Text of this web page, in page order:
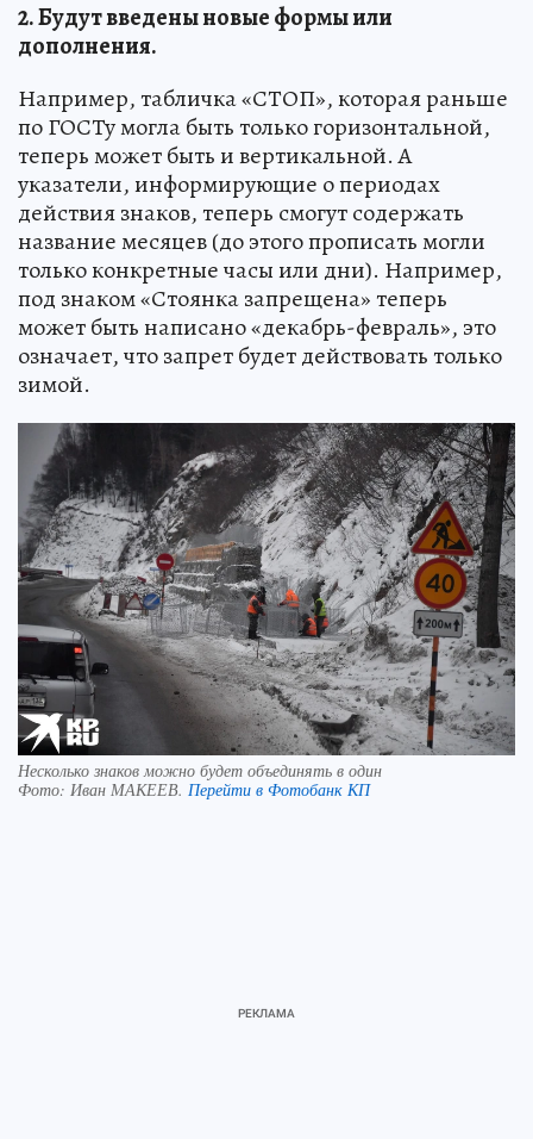
2. Будут введены новые формы или
дополнения.
Например, табличка «СТОП», которая раньше
по ГОСТу могла быть только горизонтальной,
теперь может быть и вертикальной. А
указатели, информирующие о периодах
действия знаков, теперь смогут содержать
название месяцев (до этого прописать могли
только конкретные часы или дни). Например,
под знаком «Стоянка запрещена» теперь
может быть написано «декабрь-февраль», это
означает, что запрет будет действовать только
зимой.
Несколько знаков можно будет объединять в один
Фото: Иван МАКЕЕВ. Перейти в Фотобанк КП